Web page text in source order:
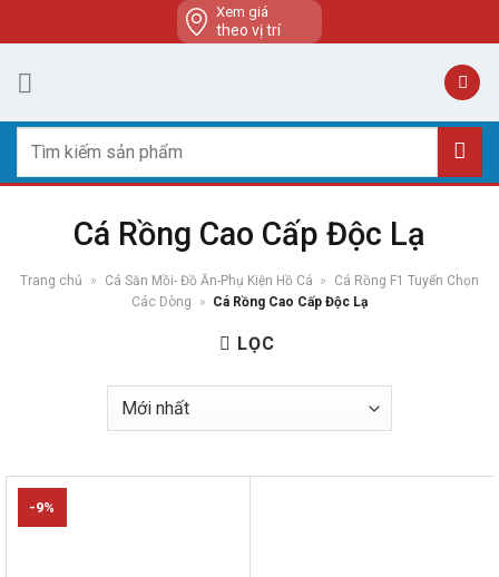
to
content
Xem giá
theo vị trí
kiếm:
Cá Rồng Cao Cấp Độc Lạ
Trang chủ » Cá Săn Mồi- Đồ Ăn-Phụ Kiện Hồ Cá »
Cá Rồng F1 Tuyển Chọn
Các Dòng
» Cá Rồng Cao Cấp Độc Lạ
LỌC
-9%